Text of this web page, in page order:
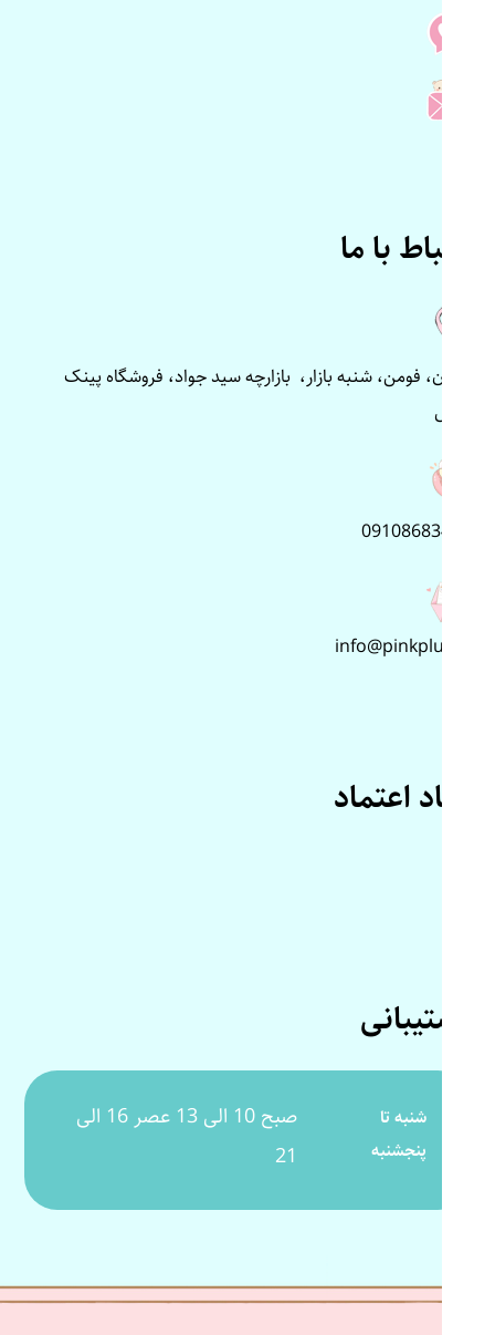
ارتباط با ما
گیلان، فومن، شنبه بازار، بازارچه سید جواد، فروشگاه پینک
پلاس
09108683499
info@pinkplus.ir
نماد اعتماد
پشتیبانی
شنبه تا
پنجشنبه
صبح 10 الی 13 عصر 16 الی
21